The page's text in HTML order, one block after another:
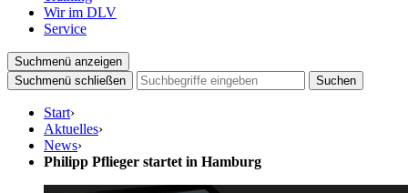
Wir im DLV
Service
Suchmenü anzeigen
Suchmenü schließen
Suchen
Start›
Aktuelles›
News›
Philipp Pflieger startet in Hamburg